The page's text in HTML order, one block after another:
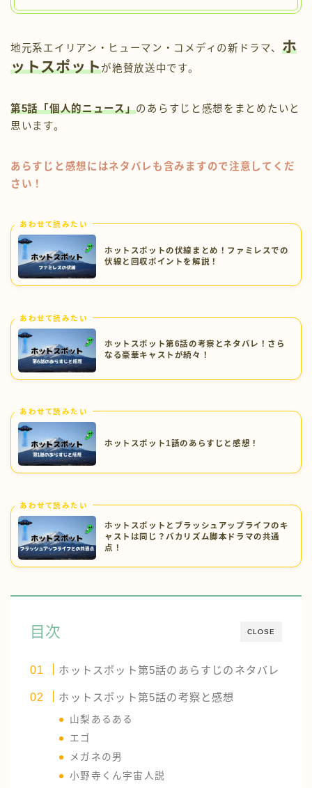
地元系エイリアン・ヒューマン・コメディの新ドラマ、 ホ
ットスポットが絶賛放送中です。
第5話「個人的ニュース」のあらすじと感想をまとめたいと
思います。
あらすじと感想にはネタバレも含みますので注意してくだ
さい！
あわせて読みたい
ホットスポットの伏線まとめ！ファミレスでの
伏線と回収ポイントを解説！
あわせて読みたい
ホットスポット第6話の考察とネタバレ！さら
なる豪華キャストが続々！
あわせて読みたい
ホットスポット1話のあらすじと感想！
あわせて読みたい
ホットスポットとブラッシュアップライフのキ
ャストは同じ？バカリズム脚本ドラマの共通
点！
CLOSE
目次
ホットスポット第5話のあらすじのネタバレ
ホットスポット第5話の考察と感想
山梨あるある
エゴ
メガネの男
小野寺くん宇宙人説